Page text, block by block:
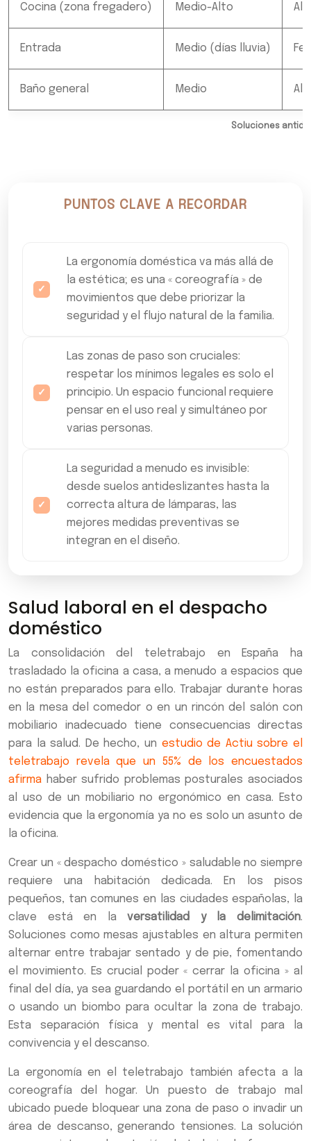
Soluciones
Cocina (zona fregadero) Medio-Alto
Entrada Medio (días lluvia)
Baño general Medio
PUNTOS CLAVE A RECORDAR
La ergonomía doméstica va más allá de
la estética; es una « coreografía » de
movimientos que debe priorizar la
seguridad y el flujo natural de la familia.
Las zonas de paso son cruciales:
respetar los mínimos legales es solo el
principio. Un espacio funcional requiere
pensar en el uso real y simultáneo por
varias personas.
La seguridad a menudo es invisible:
desde suelos antideslizantes hasta la
correcta altura de lámparas, las
mejores medidas preventivas se
integran en el diseño.
Salud laboral en el despacho
doméstico
La consolidación del teletrabajo en España ha
trasladado la oficina a casa, a menudo a espacios que
no están preparados para ello. Trabajar durante horas
en la mesa del comedor o en un rincón del salón con
mobiliario inadecuado tiene consecuencias directas
para la salud. De hecho, un estudio de Actiu sobre el
teletrabajo revela que un 55% de los encuestados
afirma haber sufrido problemas posturales asociados
al uso de un mobiliario no ergonómico en casa. Esto
evidencia que la ergonomía ya no es solo un asunto de
la oficina.
Crear un « despacho doméstico » saludable no siempre
requiere una habitación dedicada. En los pisos
pequeños, tan comunes en las ciudades españolas, la
clave está en laversatilidad y la delimitación.
Soluciones como mesas ajustables en altura permiten
alternar entre trabajar sentado y de pie, fomentando
el movimiento. Es crucial poder « cerrar la oficina » al
final del día, ya sea guardando el portátil en un armario
o usando un biombo para ocultar la zona de trabajo.
Esta separación física y mental es vital para la
convivencia y el descanso.
La ergonomía en el teletrabajo también afecta a la
coreografía del hogar. Un puesto de trabajo mal
ubicado puede bloquear una zona de paso o invadir un
área de descanso, generando tensiones. La solución